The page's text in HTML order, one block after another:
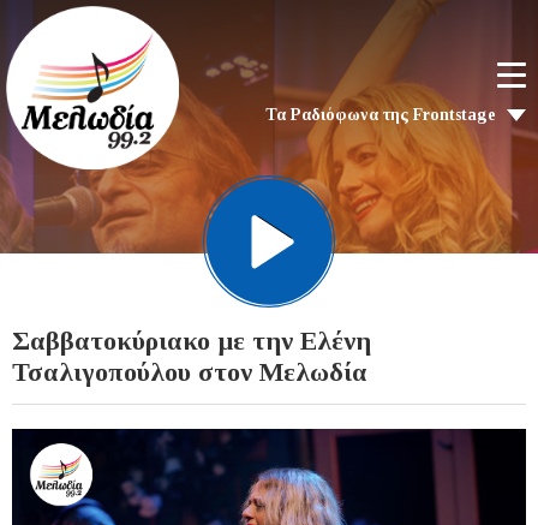
Τα Ραδιόφωνα της Frontstage
Σαββατοκύριακο με την Ελένη
Τσαλιγοπούλου στον Μελωδία